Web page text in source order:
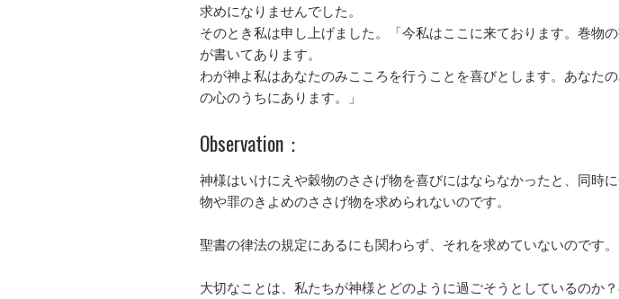
求めになりませんでした。
そのとき私は申し上げました。「今私はここに来ております。巻物
が書いてあります。
わが神よ私はあなたのみこころを行うことを喜びとします。あなた
の心のうちにあります。」
Observation：
神様はいけにえや穀物のささげ物を喜びにはならなかったと、同時
物や罪のきよめのささげ物を求められないのです。
聖書の律法の規定にあるにも関わらず、それを求めていないのです。
大切なことは、私たちが神様とどのように過ごそうとしているのか